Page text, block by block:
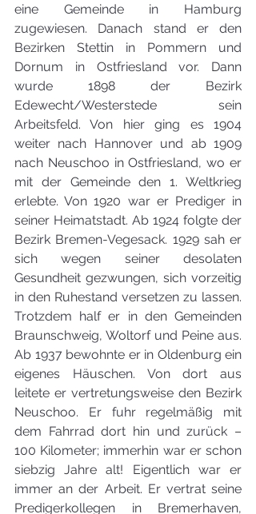
eine Gemeinde in Hamburg
zugewiesen. Danach stand er den
Bezirken Stettin in Pommern und
Dornum in Ostfriesland vor. Dann
wurde 1898 der Bezirk
Edewecht/Westerstede sein
Arbeitsfeld. Von hier ging es 1904
weiter nach Hannover und ab 1909
nach Neuschoo in Ostfriesland, wo er
mit der Gemeinde den 1. Weltkrieg
erlebte. Von 1920 war er Prediger in
seiner Heimatstadt. Ab 1924 folgte der
Bezirk Bremen-Vegesack. 1929 sah er
sich wegen seiner desolaten
Gesundheit gezwungen, sich vorzeitig
in den Ruhestand versetzen zu lassen.
Trotzdem half er in den Gemeinden
Braunschweig, Woltorf und Peine aus.
Ab 1937 bewohnte er in Oldenburg ein
eigenes Häuschen. Von dort aus
leitete er vertretungsweise den Bezirk
Neuschoo. Er fuhr regelmäßig mit
dem Fahrrad dort hin und zurück –
100 Kilometer; immerhin war er schon
siebzig Jahre alt! Eigentlich war er
immer an der Arbeit. Er vertrat seine
Predigerkollegen in Bremerhaven,